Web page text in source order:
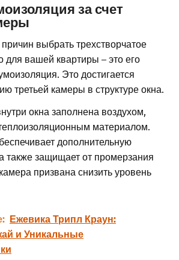
за счет
выбрать трехстворчатое
для вашей квартиры – это его
Это достигается
третьей камеры в структуре окна.
окна заполнена воздухом,
материалом.
дополнительную
также защищает от промерзания
призвана снизить уровень
Ежевика Трипл Краун:
и Уникальные